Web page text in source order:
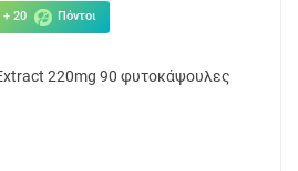
+ 20 Πόντοι
220mg 90 φυτοκάψουλες